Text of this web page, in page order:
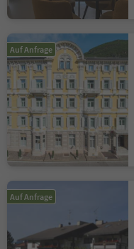
Auf Anfrage
Auf Anfrage